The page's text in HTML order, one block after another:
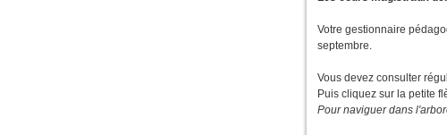
Votre gestionnaire
septembre.
Vous devez consulter
Puis cliquez sur la petite
Pour naviguer dans